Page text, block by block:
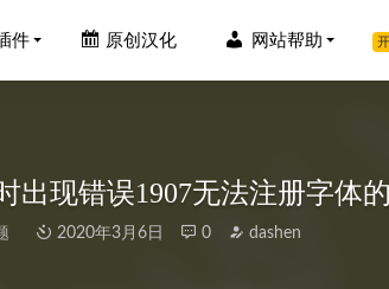
件 原创汉化 网站帮助
出现错误1907无法注册字体
2020年3月6日 0 dashen